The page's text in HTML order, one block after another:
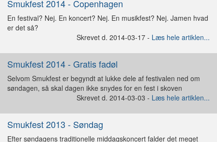
Smukfest 2014 - Copenhagen
En festival? Nej. En koncert? Nej. En musikfest? Nej. Jamen hvad
er det så?
Skrevet d. 2014-03-17 - Læs hele artiklen...
Smukfest 2014 - Gratis fadøl
Selvom Smukfest er begyndt at lukke dele af festivalen ned om
søndagen, så skal dagen ikke snydes for en fest i skoven
Skrevet d. 2014-03-03 - Læs hele artiklen...
Smukfest 2013 - Søndag
Efter søndagens traditionelle middagskoncert falder det meget